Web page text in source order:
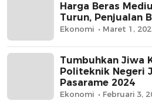
Harga Beras
Turun, Penjualan
Ekonomi Maret 1,
Tumbuhkan Jiwa
Politeknik Negeri
Pasarame 2024
Ekonomi Februari 3,